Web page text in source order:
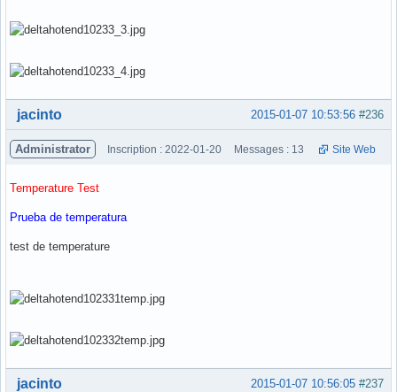
Hors ligne #236
2015-01-07 10:53:56
jacinto
Administrator Inscription : 2022-01-20 Messages : 13 Site Web
Temperature Test
Prueba de temperatura
test de temperature
Hors ligne #237
2015-01-07 10:56:05
jacinto